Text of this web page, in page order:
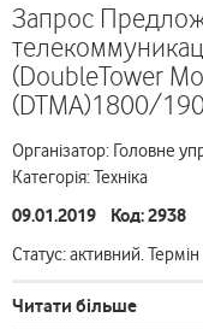
Запрос
(DoubleTower
(DTMA)1800/
Організатор: Головне
Категорія: Техніка
09.01.2019 Код: 2938
Статус: активний.
Читати більше